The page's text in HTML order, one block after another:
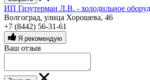
ИП Гизутерман Л.В. - холодильное
Волгоград, улица Хорошева, 46
+7 (8442) 56-31-61
Я рекомендую
Ваш отзыв